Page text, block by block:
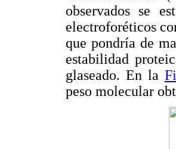
observados se
electroforéticos
que pondría de
estabilidad
glaseado. En la
peso molecular